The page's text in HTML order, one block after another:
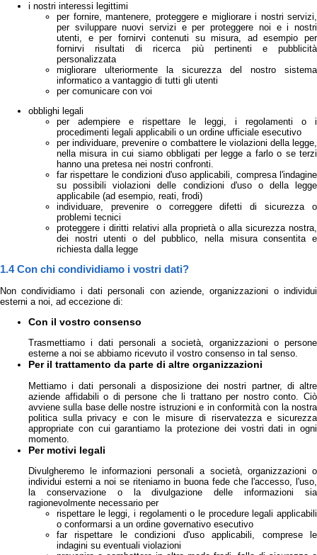
i nostri interessi legittimi
per fornire, mantenere, proteggere e migliorare i nostri servizi,
per sviluppare nuovi servizi e per proteggere noi e i nostri
utenti, e per fornirvi contenuti su misura, ad esempio per
fornirvi risultati di ricerca più pertinenti e pubblicità
personalizzata
migliorare ulteriormente la sicurezza del nostro sistema
informatico a vantaggio di tutti gli utenti
per comunicare con voi
obblighi legali
per adempiere e rispettare le leggi, i regolamenti o i
procedimenti legali applicabili o un ordine ufficiale esecutivo
per individuare, prevenire o combattere le violazioni della legge,
nella misura in cui siamo obbligati per legge a farlo o se terzi
hanno una pretesa nei nostri confronti.
far rispettare le condizioni d'uso applicabili, compresa l'indagine
su possibili violazioni delle condizioni d'uso o della legge
applicabile (ad esempio, reati, frodi)
individuare, prevenire o correggere difetti di sicurezza o
problemi tecnici
proteggere i diritti relativi alla proprietà o alla sicurezza nostra,
dei nostri utenti o del pubblico, nella misura consentita e
richiesta dalla legge
1.4 Con chi condividiamo i vostri dati?
Non condividiamo i dati personali con aziende, organizzazioni o individui
esterni a noi, ad eccezione di:
Con il vostro consenso
Trasmettiamo i dati personali a società, organizzazioni o persone
esterne a noi se abbiamo ricevuto il vostro consenso in tal senso.
Per il trattamento da parte di altre organizzazioni
Mettiamo i dati personali a disposizione dei nostri partner, di altre
aziende affidabili o di persone che li trattano per nostro conto. Ciò
avviene sulla base delle nostre istruzioni e in conformità con la nostra
politica sulla privacy e con le misure di riservatezza e sicurezza
appropriate con cui garantiamo la protezione dei vostri dati in ogni
momento.
Per motivi legali
Divulgheremo le informazioni personali a società, organizzazioni o
individui esterni a noi se riteniamo in buona fede che l'accesso, l'uso,
la conservazione o la divulgazione delle informazioni sia
ragionevolmente necessario per
rispettare le leggi, i regolamenti o le procedure legali applicabili
o conformarsi a un ordine governativo esecutivo
far rispettare le condizioni d'uso applicabili, comprese le
indagini su eventuali violazioni